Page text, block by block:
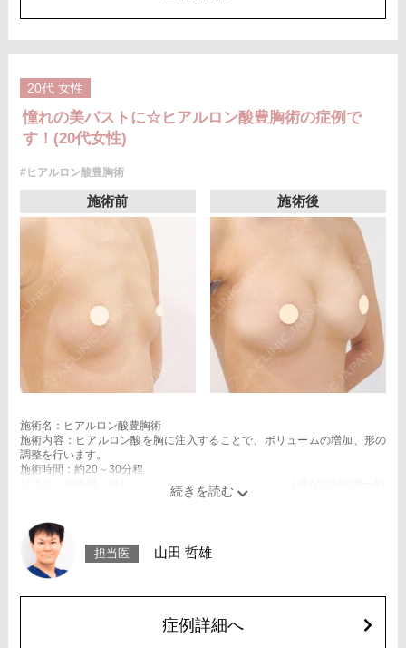
20代 女性
憧れの美バストに☆ヒアルロン酸豊胸術の症例で
す！(20代女性)
#ヒアルロン酸豊胸術
施術前 施術後
施術名：ヒアルロン酸豊胸術
施術内容：ヒアルロン酸を胸に注入することで、ボリュームの増加、形の
調整を行います。
施術時間：約20～30分程
リスク、副作用：腫れ、赤み、内出血、痛み、突っ張り感などが術後一時
的に生じることがございます。また、稀にアレルギー、細菌感染症、血管
サージは1〜2週間ほどお控えください。
費用：スタンダード 1cc 3,900円(税込)
アドバンス 1cc 5,500円(税込)
オプション：笑気麻酔 3,300円(税込)
担当医 山田 哲雄
症例詳細へ